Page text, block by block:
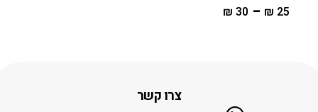
₪ 25
–
₪ 30
צרו קשר